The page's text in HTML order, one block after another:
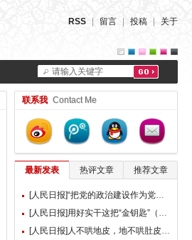
RSS 留言 投稿 关于
请输入关键字
联系我 Contact Me
最新发表 热评文章 推荐文章